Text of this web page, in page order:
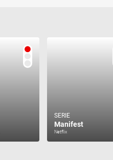
SERIE
Manifest
Netflix